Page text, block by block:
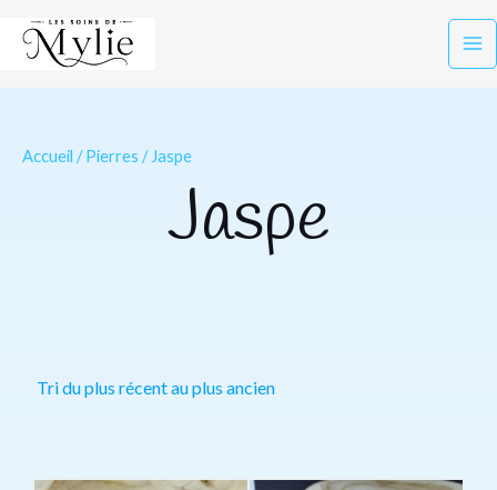
Accueil /Pierres / Jaspe
Jaspe